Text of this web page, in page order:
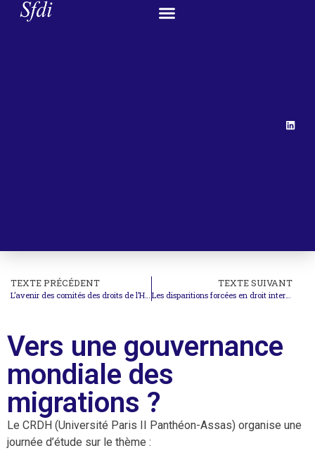
TEXTE PRÉCÉDENT TEXTE SUIVANT
Vers une gouvernance
mondiale des
migrations ?
Le CRDH (Université Paris II Panthéon-Assas) organise une
journée d’étude sur le thème :